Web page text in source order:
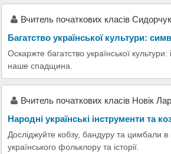
Вчитель початкових класів
Багатство української культури:
Оскаржте багатство української
наше спадщина.
Вчитель початкових класів Новік
Народні українські інструменти та
Досліджуйте кобзу, бандуру та цимбали в
українського фольклору та історії.